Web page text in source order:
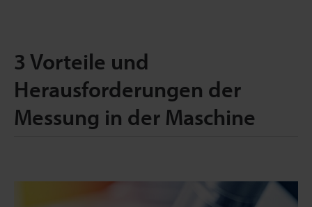
3 Vorteile und
Herausforderungen der
Messung in der Maschine